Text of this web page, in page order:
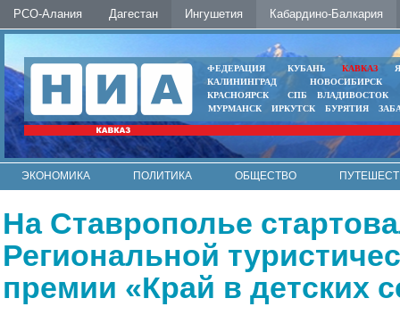
РСО-Алания Дагестан Ингушетия Кабардино-Балкария
ФЕДЕРАЦИЯ КУБАНЬ КАВКАЗ
КАЛИНИНГРАД
НОВОСИБИРСК
КРАСНОЯРСК
СПБ
ВЛАДИВОСТОК
МУРМАНСК
ИРКУТСК БУРЯТИЯ
ЭКОНОМИКА ПОЛИТИКА ОБЩЕСТВО
На Ставрополье
Региональной
премии «Край в детских